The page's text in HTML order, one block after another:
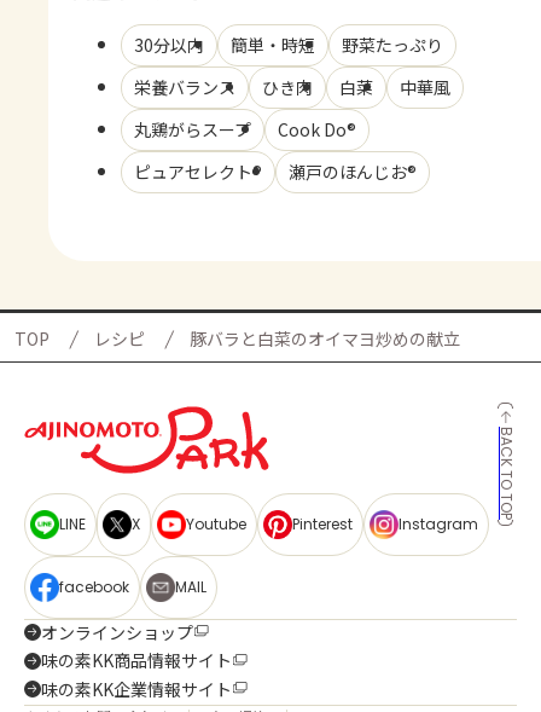
30分以内 簡単・時短
野菜たっぷり
栄養バランス
ひき肉 白菜
中華風
丸鶏がらスープ
Cook Do®
ピュアセレクト®
瀬戸のほんじお®
TOP レシピ 豚バラと白菜のオイマヨ炒めの献立
BACK TO TOP
LINE X Youtube Pinterest Instagram
facebook MAIL
オンラインショップ
味の素KK商品情報サイト
味の素KK企業情報サイト